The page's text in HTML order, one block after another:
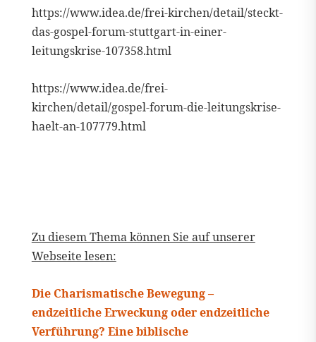
https://www.idea.de/frei-kirchen/detail/steckt-
das-gospel-forum-stuttgart-in-einer-
leitungskrise-107358.html
https://www.idea.de/frei-
kirchen/detail/gospel-forum-die-leitungskrise-
haelt-an-107779.html
Zu diesem Thema können Sie auf unserer
Webseite lesen:
Die Charismatische Bewegung –
endzeitliche Erweckung oder endzeitliche
Verführung? Eine biblische